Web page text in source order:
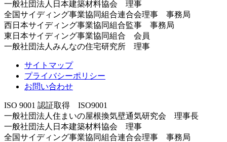
一般社団法人日本建築材料協会 理事
全国サイディング事業協同組合連合会理事 事務局
西日本サイディング事業協同組合監事 事務局
東日本サイディング事業協同組合 会員
一般社団法人みんなの住宅研究所 理事
サイトマップ
プライバシーポリシー
お問い合わせ
ISO 9001 認証取得 ISO9001
一般社団法人住まいの屋根換気壁通気研究会 理事長
一般社団法人日本建築材料協会 理事
全国サイディング事業協同組合連合会理事 事務局